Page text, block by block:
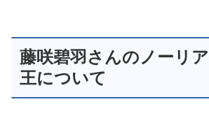
藤咲碧羽さんのノーリ
王について